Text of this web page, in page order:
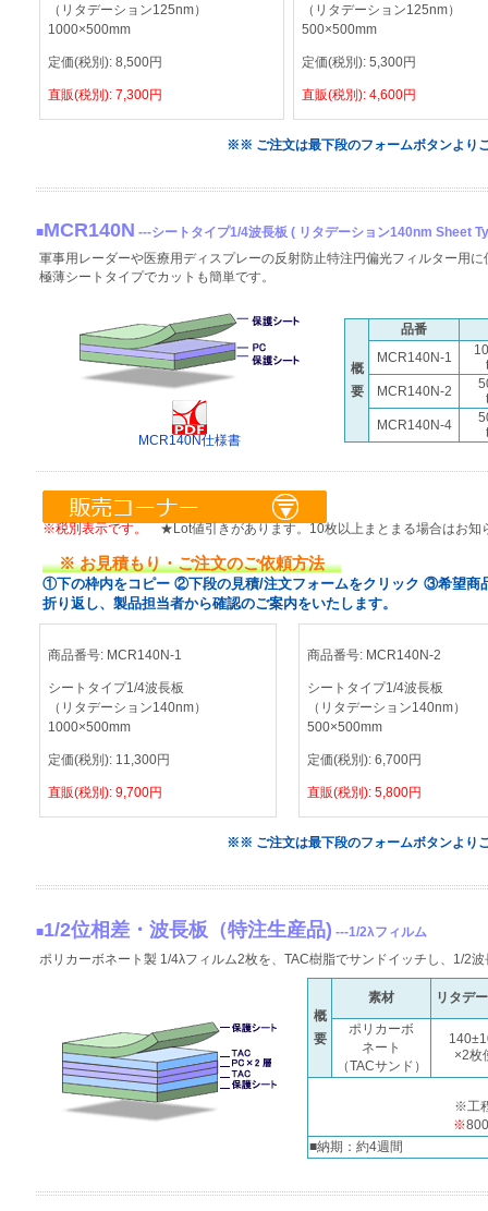
（リタデーション125nm）
1000×500mm
定価(税別): 8,500円
直販(税別): 7,300円
（リタデーション125nm）
500×500mm
定価(税別): 5,300円
直販(税別): 4,600円
※※ ご注文は最下段のフォームボタンより
■MCR140N ---シートタイプ1/4波長板 ( リタデーション140nm Sheet
軍事用レーダーや医療用ディスプレーの反射防止特注円偏光フィルター用
極薄シートタイプでカットも簡単です。
MCR140N仕様書
概
要
品番
MCR140N-1
MCR140N-2
MCR140N-4
※税別表示です。 ★Lot値引きがあります。10枚以上まとまる場合はお知
※ お見積もり・ご注文のご依頼方法
①下の枠内をコピー ②下段の見積/注文フォームをクリック ③希望商
折り返し、製品担当者から確認のご案内をいたします。
商品番号: MCR140N-1
シートタイプ1/4波長板
（リタデーション140nm）
1000×500mm
定価(税別): 11,300円
直販(税別): 9,700円
商品番号: MCR140N-2
シートタイプ1/4波長板
（リタデーション140nm）
500×500mm
定価(税別): 6,700円
直販(税別): 5,800円
※※ ご注文は最下段のフォームボタンより
■1/2位相差・波長板（特注生産品) ---1/2λフィルム
ポリカーボネート製 1/4λフィルム2枚を、TAC樹脂でサンドイッチし、1/2
概
要
素材 リタデ
ポリカーボ
ネート
（TACサンド）
×2枚
※工
※
■納期：約4週間